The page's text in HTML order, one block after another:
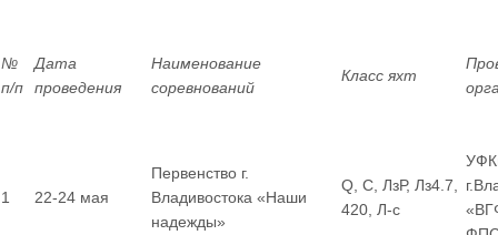
№
п/п
Дата
проведения
Наименование
соревнований
Класс яхт
1 22-24 мая
Первенство г.
Владивостока «Наши
надежды»
Q, С, ЛзР, Лз4.7,
420, Л-с